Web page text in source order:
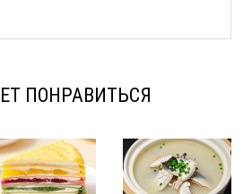
ПОНРАВИТЬСЯ